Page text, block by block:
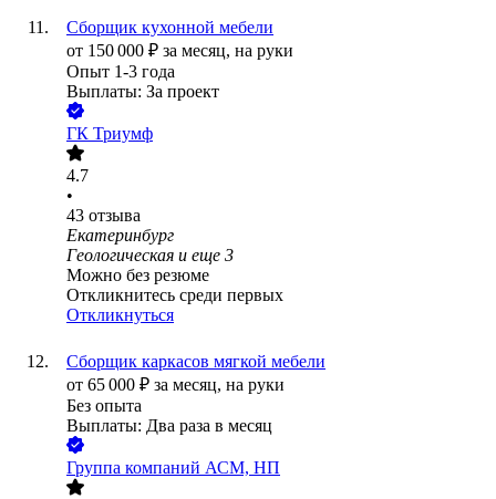
Сборщик кухонной мебели
от 150 000 ₽ за месяц, на руки
Опыт 1-3 года
Выплаты: За проект
ГК Триумф
4.7
•
43 отзыва
Екатеринбург
Геологическая и еще 3
Можно без резюме
Откликнитесь среди первых
Откликнуться
Сборщик каркасов мягкой мебели
от 65 000 ₽ за месяц, на руки
Без опыта
Выплаты: Два раза в месяц
Группа компаний АСМ, НП